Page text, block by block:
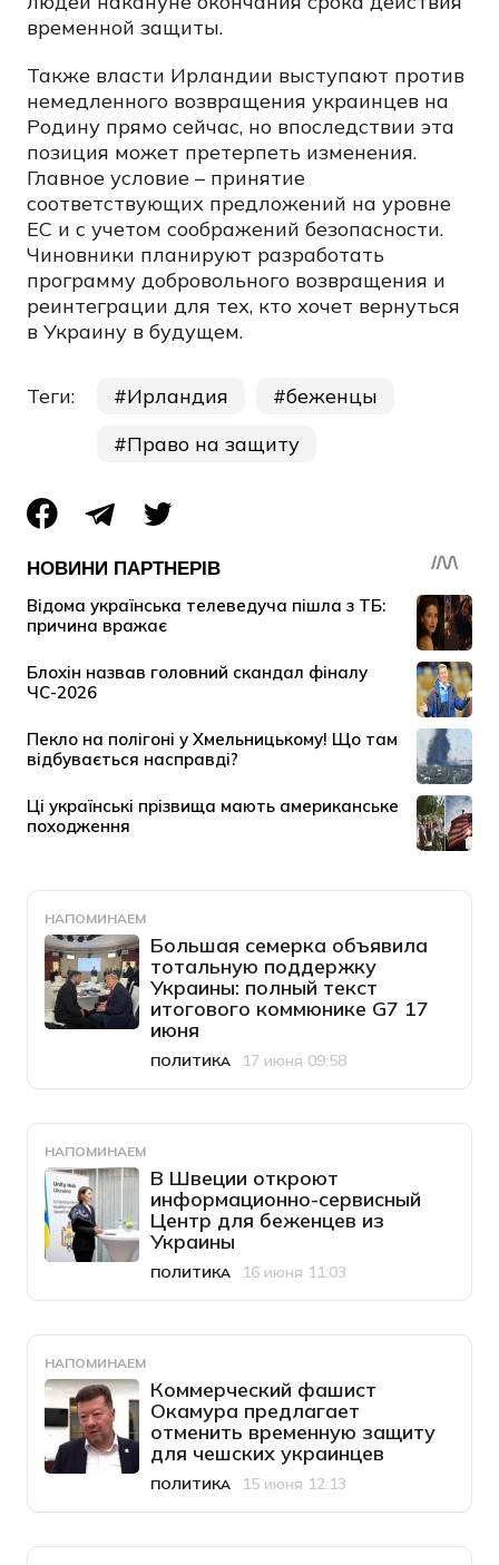
временной защиты.
Также власти Ирландии выступают против
немедленного возвращения украинцев на
Родину прямо сейчас, но впоследствии эта
позиция может претерпеть изменения.
Главное условие – принятие
соответствующих предложений на уровне
ЕС и с учетом соображений безопасности.
Чиновники планируют разработать
программу добровольного возвращения и
реинтеграции для тех, кто хочет вернуться
в Украину в будущем.
Теги: Ирландия
беженцы
Право на защиту
НАПОМИНАЕМ
Большая семерка объявила
тотальную поддержку
Украины: полный текст
итогового коммюнике G7 17
июня
Категория
ПОЛИТИКА
Дата публикации
17 июня 09:58
НАПОМИНАЕМ
В Швеции откроют
информационно-сервисный
Центр для беженцев из
Украины
Категория
ПОЛИТИКА
Дата публикации
16 июня 11:03
НАПОМИНАЕМ
Коммерческий фашист
Окамура предлагает
отменить временную защиту
для чешских украинцев
Категория
ПОЛИТИКА
Дата публикации
15 июня 12:13